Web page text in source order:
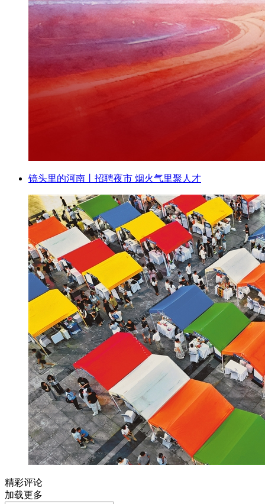
镜头里的河南丨招聘夜市 烟火气里聚人才
精彩评论
加载更多